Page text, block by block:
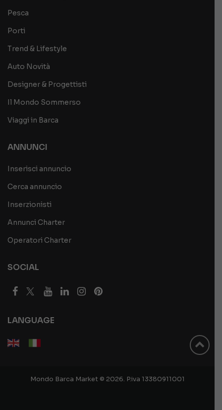
Pesca
Porti
Trend & Lifestyle
Auto Novità
Designer & Progettisti
Il Mondo Sommerso
Viaggi in Barca
ANNUNCI
Inserisci annuncio
Cerca annuncio
Inserzionisti
Annunci Charter
Operatori Charter
SOCIAL
LANGUAGE
Mondo Barca Market © 2026. P.iva 13380911001